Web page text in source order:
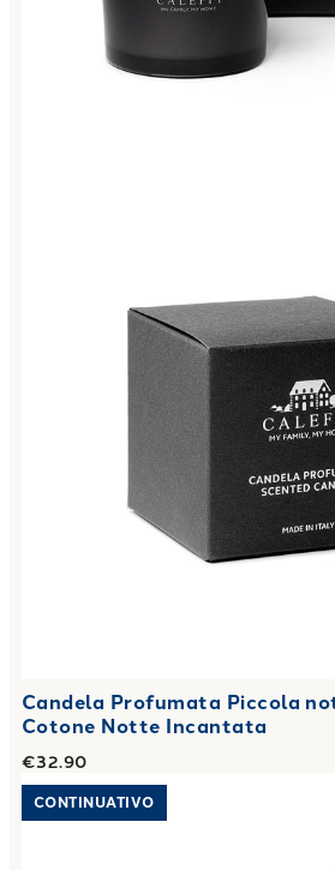
Candela Profumata Piccola
Cotone Notte Incantata
€32.90
Link to "Candela Profumata
CONTINUATIVO